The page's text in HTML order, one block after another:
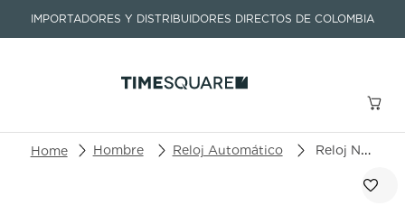
IMPORTADORES Y DISTRIBUIDORES DIRECTOS DE COLOMBIA
Buscar un producto o artículo
Hombre Reloj Automático Reloj Norqain Adventure NB1000B01A/B102/10KC.20B
TÉRMINOS MÁS BUSCADOS